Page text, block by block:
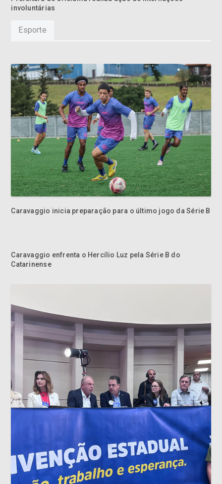
involuntárias
Esporte
Caravaggio inicia preparação para o último jogo da Série B
Caravaggio enfrenta o Hercílio Luz pela Série B do
Catarinense